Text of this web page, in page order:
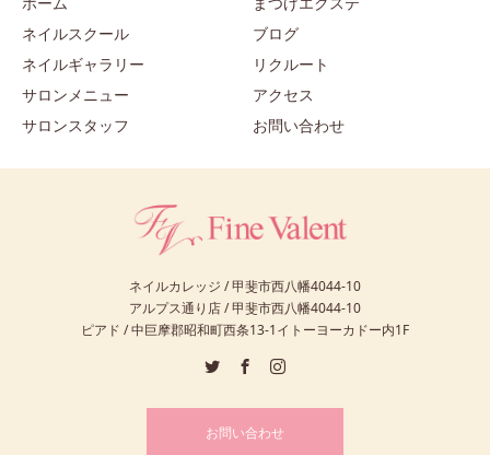
ネイルスクール
ネイルギャラリー
サロンメニュー
サロンスタッフ
ブログ
リクルート
アクセス
お問い合わせ
ネイルカレッジ / 甲斐市西八幡4044-10
アルプス通り店 / 甲斐市西八幡4044-10
ピアド / 中巨摩郡昭和町西条13-1イトーヨーカドー内1F
お問い合わせ